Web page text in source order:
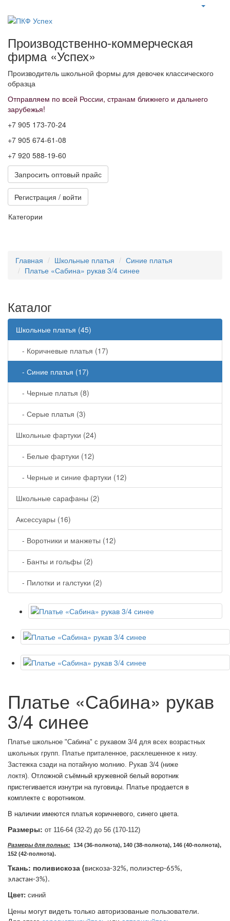
Производственно-коммерческая
фирма «Успех»
Производитель школьной формы для девочек классического
образца
Отправляем по всей России, странам ближнего и дальнего
зарубежья!
+7 905 173-70-24
+7 905 674-61-08
+7 920 588-19-60
Запросить оптовый прайс
Регистрация / войти
Категории
Главная Школьные платья
Синие платья
Платье «Сабина» рукав 3/4 синее
Каталог
Школьные платья (45)
- Коричневые платья (17)
- Синие платья (17)
- Черные платья (8)
- Серые платья (3)
Школьные фартуки (24)
- Белые фартуки (12)
- Черные и синие фартуки (12)
Школьные сарафаны (2)
Аксессуары (16)
- Воротники и манжеты (12)
- Банты и гольфы (2)
- Пилотки и галстуки (2)
Платье «Сабина» рукав
3/4 синее
Платье школьное "Сабина" с рукавом 3/4 для всех возрастных
школьных групп. Платье приталенное, расклешенное к низу.
Застежка сзади на потайную молнию. Рукав 3/4 (ниже
локтя). Отложной съёмный кружевной белый воротник
пристегивается изнутри на пуговицы. Платье продается в
комплекте с воротником.
В наличии имеются платья коричневого, синего цвета.
Размеры: от 116-64 (32-2) до 56 (170-112)
Размеры для полных: 134 (36-полнота), 140 (38-полнота), 146 (40-полнота),
152 (42-полнота).
Ткань: поливискоза (вискоза-32%, полиэстер-65%,
эластан-3%).
Цвет: синий
Цены могут видеть только авторизованые пользователи.